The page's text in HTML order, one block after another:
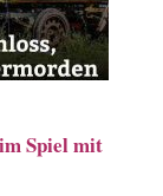
Spiel mit